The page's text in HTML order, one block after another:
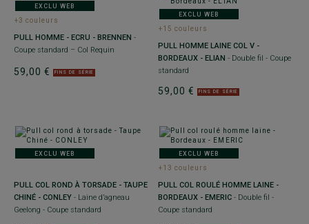
EXCLU WEB
+3 couleurs
PULL HOMME - ECRU - BRENNEN -
Coupe standard – Col Requin
59,00 € FINS DE SÉRIE
EXCLU WEB
+15 couleurs
PULL HOMME LAINE COL V -
BORDEAUX - ELIAN - Double fil - Coupe
standard
59,00 € FINS DE SÉRIE
EXCLU WEB
PULL COL ROND À TORSADE - TAUPE
CHINÉ - CONLEY - Laine d’agneau
Geelong - Coupe standard
EXCLU WEB
+13 couleurs
PULL COL ROULÉ HOMME LAINE -
BORDEAUX - EMERIC - Double fil -
Coupe standard